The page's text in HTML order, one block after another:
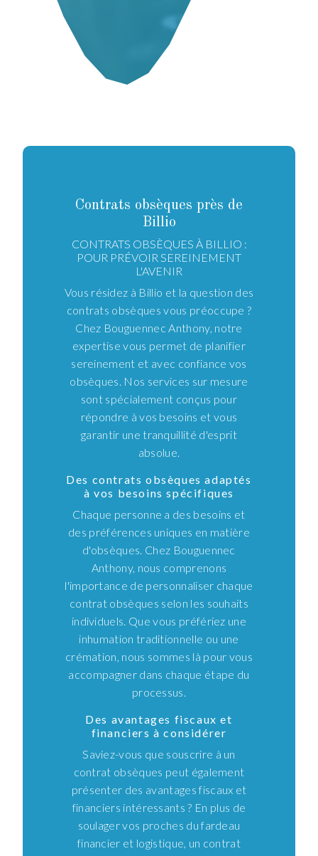
Contrats obsèques près de
Billio
CONTRATS OBSÈQUES À BILLIO :
POUR PRÉVOIR SEREINEMENT
L'AVENIR
Vous résidez à Billio et la question des
contrats obsèques vous préoccupe ?
Chez Bouguennec Anthony, notre
expertise vous permet de planifier
sereinement et avec confiance vos
obsèques. Nos services sur mesure
sont spécialement conçus pour
répondre à vos besoins et vous
garantir une tranquillité d'esprit
absolue.
Des contrats obsèques adaptés
à vos besoins spécifiques
Chaque personne a des besoins et
des préférences uniques en matière
d'obsèques. Chez Bouguennec
Anthony, nous comprenons
l'importance de personnaliser chaque
contrat obsèques selon les souhaits
individuels. Que vous préfériez une
inhumation traditionnelle ou une
crémation, nous sommes là pour vous
accompagner dans chaque étape du
processus.
Des avantages fiscaux et
financiers à considérer
Saviez-vous que souscrire à un
contrat obsèques peut également
présenter des avantages fiscaux et
financiers intéressants ? En plus de
soulager vos proches du fardeau
financier et logistique, un contrat